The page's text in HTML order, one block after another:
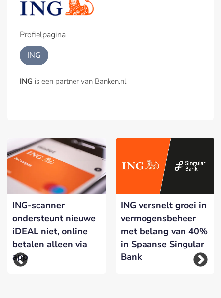
Profielpagina
ING
ING is een partner van Banken.nl
ING-scanner
ondersteunt nieuwe
iDEAL niet, online
betalen alleen via
app
ING versnelt groei in
vermogensbeheer
met belang van 40%
in Spaanse Singular
Bank